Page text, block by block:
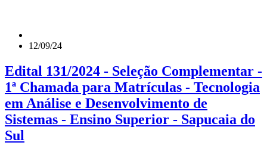
12/09/24
Edital 131/2024 - Seleção Complementar -
1ª Chamada para Matrículas - Tecnologia
em Análise e Desenvolvimento de
Sistemas - Ensino Superior - Sapucaia do
Sul